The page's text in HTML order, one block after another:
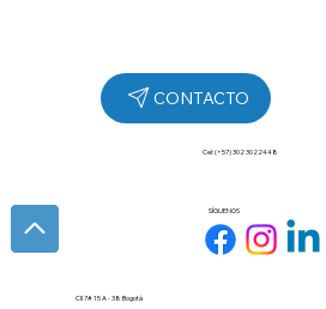
SÍGUENOS
Cel: (+57) 302 3022448
Cll 7# 15 A - 38 Bogotá